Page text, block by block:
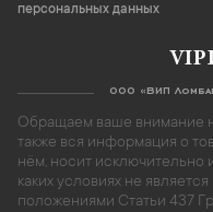
персональных данных
ООО «ВИП
Обращаем ваше внимание
также вся информация о
нём, носит исключительно
каких условиях не
положениями Статьи 437